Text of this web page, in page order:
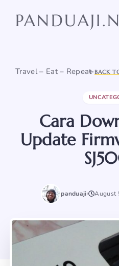
Travel – Eat – Repeat BACK
Cara
Update
panduaji August